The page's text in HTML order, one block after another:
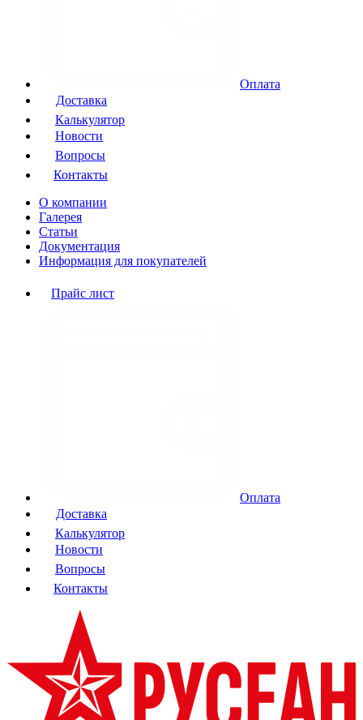
Оплата
Доставка
Калькулятор
Новости
Вопросы
Контакты
О компании
Галерея
Статьи
Документация
Информация для покупателей
Прайс лист
Оплата
Доставка
Калькулятор
Новости
Вопросы
Контакты